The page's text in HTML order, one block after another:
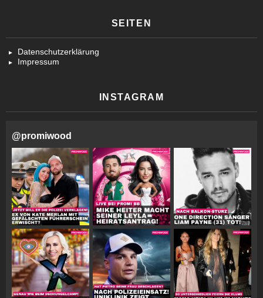
SEITEN
Datenschutzerklärung
Impressum
INSTAGRAM
@promiwood